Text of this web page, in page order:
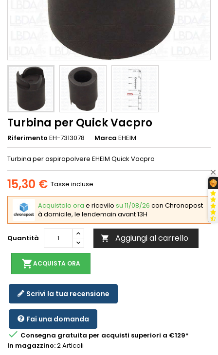
Turbina per Quick Vacpro
Riferimento EH-7313078 Marca EHEIM
Turbina per aspirapolvere EHEIM Quick Vacpro
15,30 € Tasse incluse
Acquistalo ora e ricevilo su 11/08/26 con Chronopost
à domicile, le lendemain avant 13H
Quantità  Aggiungi al carrello
shopping_cartACQUISTA ORA
Scrivi la tua recensione
Fai una domanda
 Consegna gratuita per acquisti superiori a €129*
In magazzino:2 Articoli